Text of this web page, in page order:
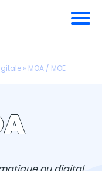
» MOA / MOE